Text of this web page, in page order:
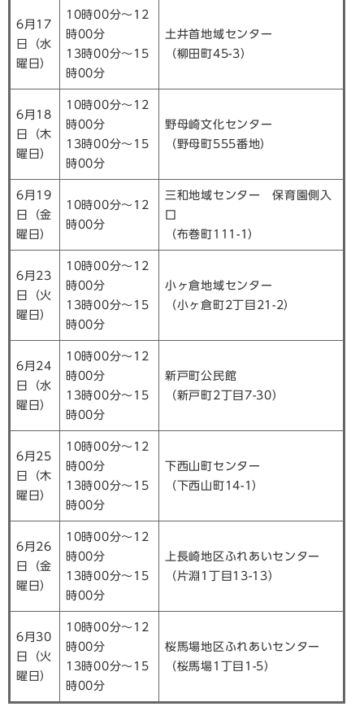
6月17
日（水
曜日）
10時00分～12
時00分
13時00分～15
時00分
土井首地域センター
（柳田町45-3）
6月18
日（木
曜日）
10時00分～12
時00分
13時00分～15
時00分
野母崎文化センター
（野母町555番地）
6月19
日（金
曜日）
10時00分～12
時00分
三和地域センター 保育園側入
口
（布巻町111-1）
6月23
日（火
曜日）
10時00分～12
時00分
13時00分～15
時00分
小ヶ倉地域センター
（小ヶ倉町2丁目21-2）
6月24
日（水
曜日）
10時00分～12
時00分
13時00分～15
時00分
新戸町公民館
（新戸町2丁目7-30）
6月25
日（木
曜日）
10時00分～12
時00分
13時00分～15
時00分
下西山町センター
（下西山町14-1）
6月26
日（金
曜日）
10時00分～12
時00分
13時00分～15
時00分
上長崎地区ふれあいセンター
（片淵1丁目13-13）
6月30
日（火
曜日）
10時00分～12
時00分
13時00分～15
時00分
桜馬場地区ふれあいセンター
（桜馬場1丁目1-5）